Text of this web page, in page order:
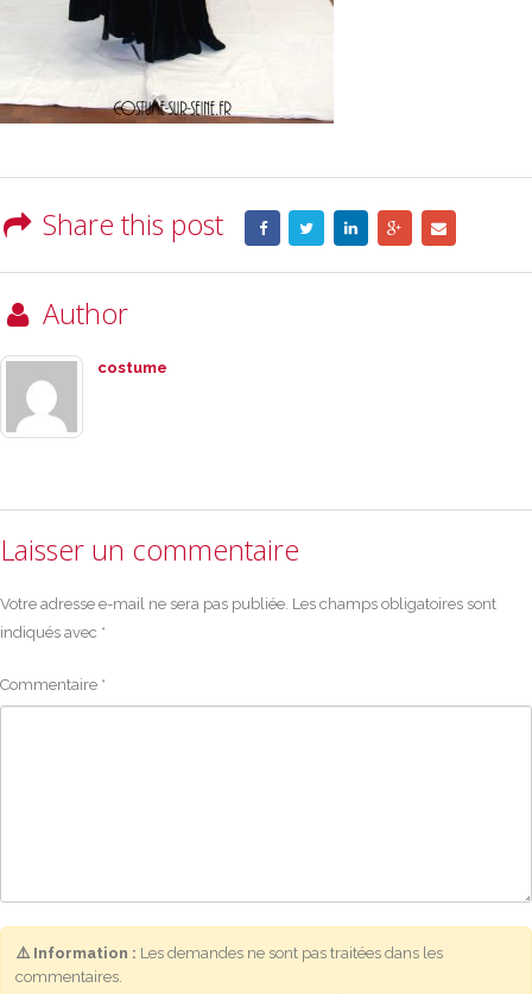
Share this post
Author
costume
Laisser un commentaire
Votre adresse e-mail ne sera pas publiée. Les champs obligatoires sont
indiqués avec *
Commentaire *
⚠️ Information : Les demandes ne sont pas traitées dans les
commentaires.